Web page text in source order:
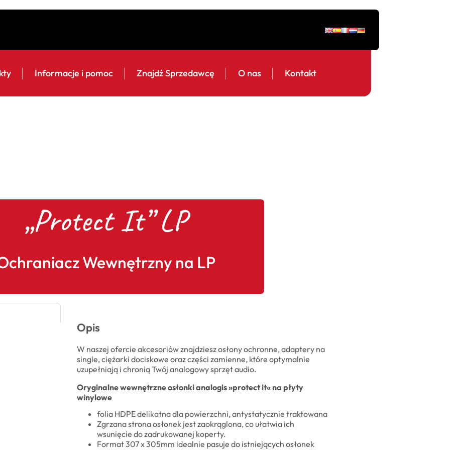
Informacje i pomoc Znajdź Sprzedawcę O nas Kontakt
„Protect It” LP
Wewnętrzny na LP
Opis
W naszej ofercie akcesoriów znajdziesz osłony ochronne, adaptery na
single, ciężarki dociskowe oraz części zamienne, które optymalnie
uzupełniają i chronią Twój analogowy sprzęt audio.
Oryginalne wewnętrzne osłonki analogis »protect it« na płyty
winylowe
folia HDPE delikatna dla powierzchni, antystatycznie traktowana
Zgrzana strona osłonek jest zaokrąglona, co ułatwia ich
wsunięcie do zadrukowanej koperty.
Format 307 x 305mm idealnie pasuje do istniejących osłonek